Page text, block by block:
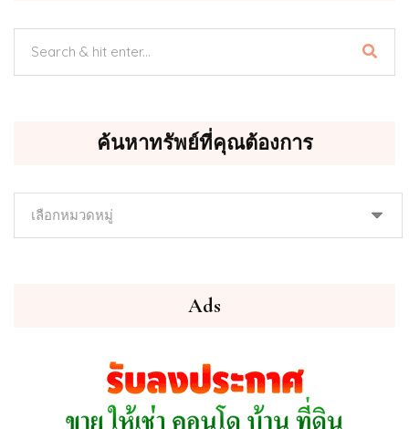
ค้นหาทรัพย์ที่คุณต้องการ
Ads